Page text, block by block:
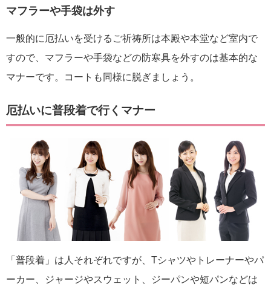
マフラーや手袋は外す
一般的に厄払いを受けるご祈祷所は本殿や本堂など室内で
すので、マフラーや手袋などの防寒具を外すのは基本的な
マナーです。コートも同様に脱ぎましょう。
厄払いに普段着で行くマナー
「普段着」は人それぞれですが、Tシャツやトレーナーやパ
ーカー、ジャージやスウェット、ジーパンや短パンなどは